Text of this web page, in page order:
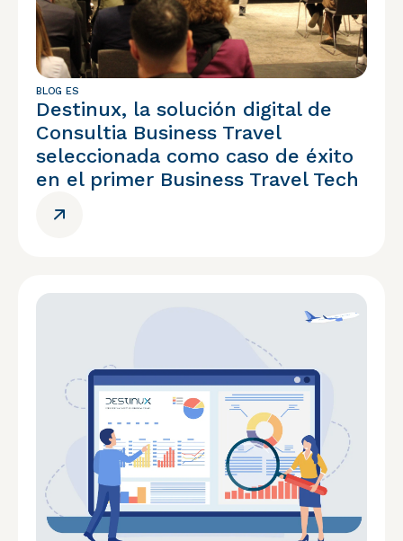
BLOG ES
Destinux, la solución digital de
Consultia Business Travel
seleccionada como caso de éxito
en el primer Business Travel Tech